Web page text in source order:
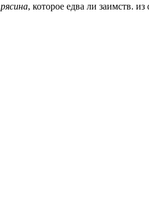
рясина, которое едва ли заимств.